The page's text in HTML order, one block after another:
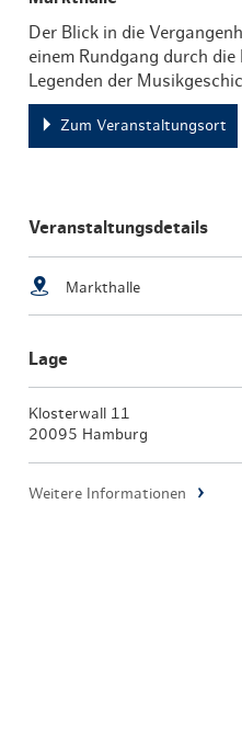
Der Blick in die
einem Rundgang durch die
Legenden der
Zum Veranstaltungsort
Veranstaltungsdetails
Markthalle
Lage
Klosterwall 11
20095 Hamburg
Weitere Informationen